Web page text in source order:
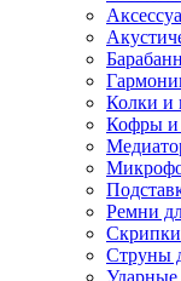
Колки и
Кофры и
Ремни
Скрипки
Струны